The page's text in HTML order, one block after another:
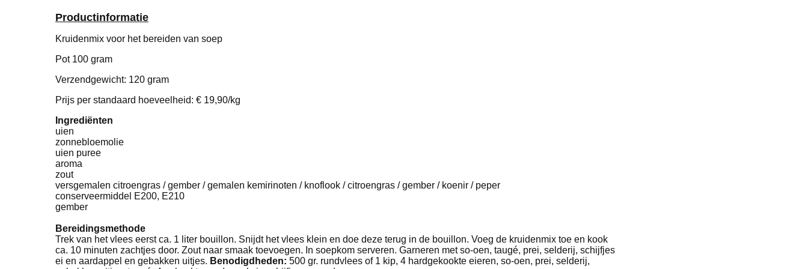
Productinformatie
Kruidenmix voor het bereiden van soep
Pot 100 gram
Verzendgewicht: 120 gram
Prijs per standaard hoeveelheid: € 19,90/kg
Ingrediënten
uien
zonnebloemolie
uien puree
aroma
zout
versgemalen citroengras / gember / gemalen kemirinoten / knoflook / citroengras / gember / koenir / peper
conserveermiddel E200, E210
gember
Bereidingsmethode
Trek van het vlees eerst ca. 1 liter bouillon. Snijdt het vlees klein en doe deze terug in de bouillon. Voeg de kruidenmix toe en kook
ca. 10 minuten zachtjes door. Zout naar smaak toevoegen. In soepkom serveren. Garneren met so-oen, taugé, prei, selderij, schijfjes
ei en aardappel en gebakken uitjes. Benodigdheden: 500 gr. rundvlees of 1 kip, 4 hardgekookte eieren, so-oen, prei, selderij,